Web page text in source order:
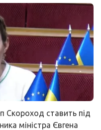
Скороход ставить під
міністра Євгена